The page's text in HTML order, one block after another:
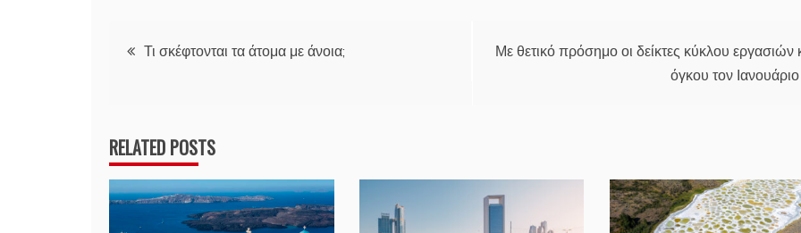
Πλοήγηση
Τι σκέφτονται τα άτομα με άνοια;
Με θετικό πρόσημο οι δείκτες κύκλου εργασιών
όγκου τον Ιανουάριο
RELATED POSTS